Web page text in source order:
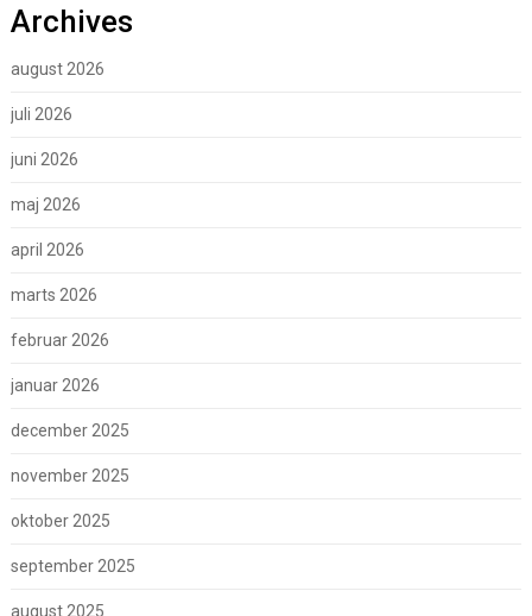
Archives
august 2026
juli 2026
juni 2026
maj 2026
april 2026
marts 2026
februar 2026
januar 2026
december 2025
november 2025
oktober 2025
september 2025
august 2025